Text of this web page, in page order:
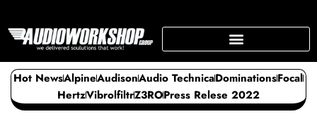
to
content
Hot NewsAlpineAudisonAudio TechnicaDominationsFocal
HertzVibrolfiltrZ3ROPress Relese 2022